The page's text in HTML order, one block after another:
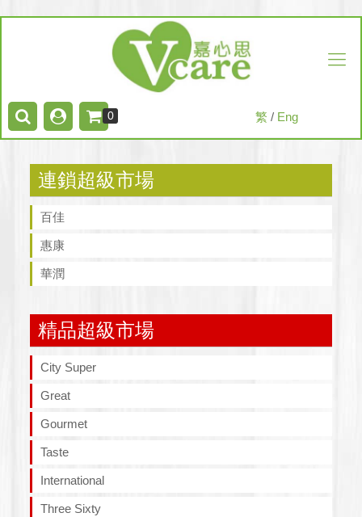
0 繁 / Eng
連鎖超級市場
百佳
惠康
華潤
精品超級市場
City Super
Great
Gourmet
Taste
International
Three Sixty